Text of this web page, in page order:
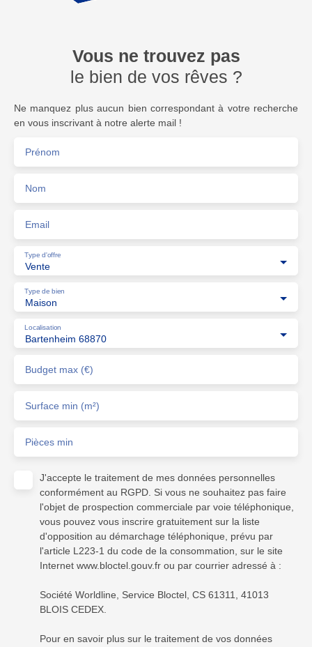
Vous ne trouvez pas
le bien de vos rêves ?
Ne manquez plus aucun bien correspondant à votre recherche
en vous inscrivant à notre alerte mail !
Prénom
Nom
Email
Vente
Type d'offre
Maison
Type de bien
Bartenheim 68870
Localisation
Budget max (€)
Surface min (m²)
Pièces min
J'accepte le traitement de mes données personnelles
conformément au RGPD. Si vous ne souhaitez pas faire
l'objet de prospection commerciale par voie téléphonique,
vous pouvez vous inscrire gratuitement sur la liste
d'opposition au démarchage téléphonique, prévu par
l'article L223-1 du code de la consommation, sur le site
Internet www.bloctel.gouv.fr ou par courrier adressé à :
Société Worldline, Service Bloctel, CS 61311, 41013
BLOIS CEDEX.
Pour en savoir plus sur le traitement de vos données